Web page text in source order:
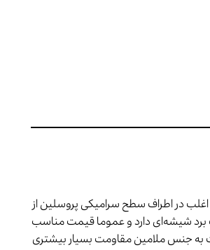
در اطراف سطح سرامیکی پروسلین از
برد شیشه‌ای دارد و عموما قیمت مناسب
به جنس ملامین مقاومت بسیار بیشتری